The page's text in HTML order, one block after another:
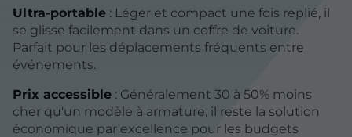
Ultra-portable : Léger et compact une fois replié, il
se glisse facilement dans un coffre de voiture.
Parfait pour les déplacements fréquents entre
événements.
Prix accessible : Généralement 30 à 50% moins
cher qu'un modèle à armature, il reste la solution
économique par excellence pour les budgets